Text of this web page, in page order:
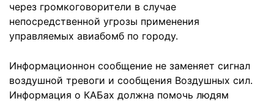
через громкоговорители в случае
непосредственной угрозы применения
управляемых авиабомб по городу.
Информационнон сообщение не заменяет сигнал
воздушной тревоги и сообщения Воздушных сил.
Информация о КАБах должна помочь людям